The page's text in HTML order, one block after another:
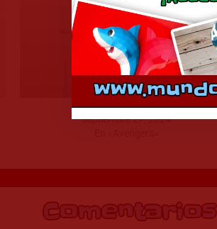
Viuda Negra Simbionte
septiembre 27, 2024
Comentarios